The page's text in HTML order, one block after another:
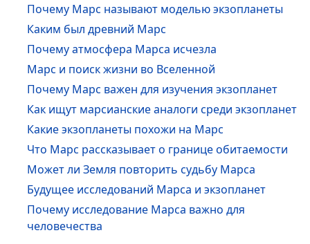
Почему Марс называют моделью экзопланеты
Каким был древний Марс
Почему атмосфера Марса исчезла
Марс и поиск жизни во Вселенной
Почему Марс важен для изучения экзопланет
Как ищут марсианские аналоги среди экзопланет
Какие экзопланеты похожи на Марс
Что Марс рассказывает о границе обитаемости
Может ли Земля повторить судьбу Марса
Будущее исследований Марса и экзопланет
Почему исследование Марса важно для
человечества